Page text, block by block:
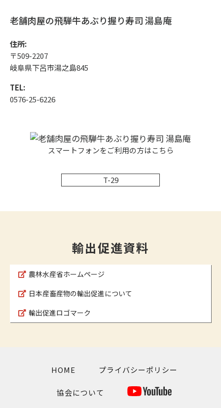
老舗肉屋の飛騨牛あぶり握り寿司 湯島庵
住所:
〒509-2207
岐阜県下呂市湯之島845
TEL:
0576-25-6226
スマートフォンをご利用の方はこちら
T-29
輸出促進資料
農林水産省ホームページ
日本産畜産物の輸出促進について
輸出促進ロゴマーク
HOME プライバシーポリシー
協会について